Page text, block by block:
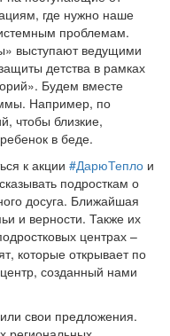
где нужно наше
проблемам.
выступают ведущими
детства в рамках
Будем вместе
Например, по
чтобы близкие,
в беде.
к акции #ДарюТепло и
подросткам о
досуга. Ближайшая
и верности. Также их
центрах –
которые открывает по
созданный нами
свои предложения.